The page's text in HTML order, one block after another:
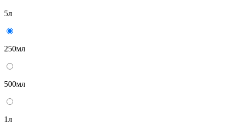
5л
250мл
500мл
1л